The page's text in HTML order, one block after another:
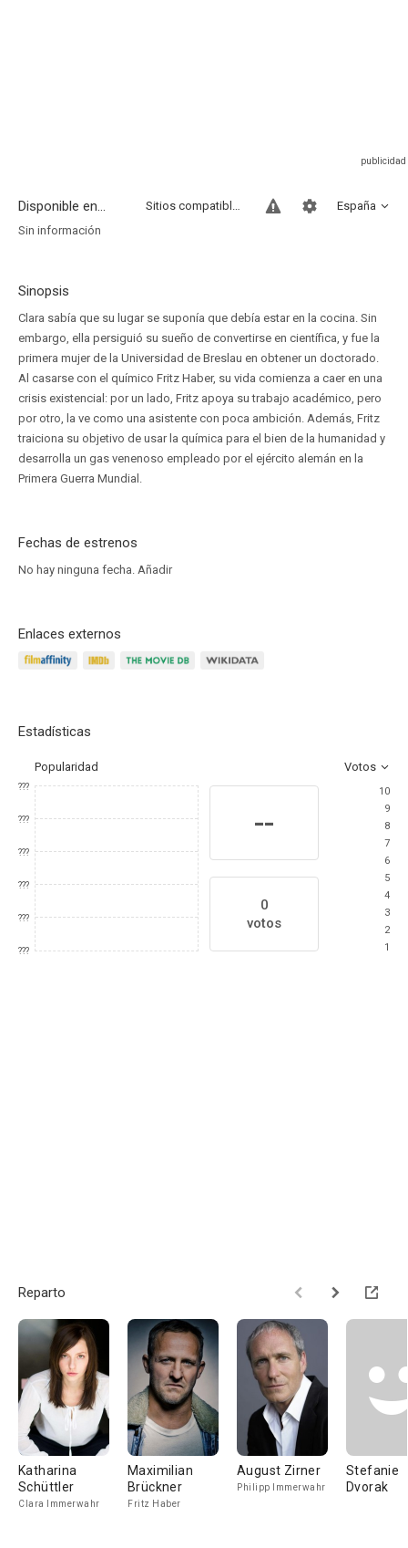
Disponible en... España
Sitios compatibles
Sin información
Sinopsis
Clara sabía que su lugar se suponía que debía estar en la cocina. Sin
embargo, ella persiguió su sueño de convertirse en científica, y fue la
primera mujer de la Universidad de Breslau en obtener un doctorado.
Al casarse con el químico Fritz Haber, su vida comienza a caer en una
crisis existencial: por un lado, Fritz apoya su trabajo académico, pero
por otro, la ve como una asistente con poca ambición. Además, Fritz
traiciona su objetivo de usar la química para el bien de la humanidad y
desarrolla un gas venenoso empleado por el ejército alemán en la
Primera Guerra Mundial.
Fechas de estrenos
No hay ninguna fecha. Añadir
Enlaces externos
Estadísticas
Popularidad Votos
???
???
???
???
???
???
--
0
votos
10
9
8
7
6
5
4
3
2
1
Reparto
Katharina
Schüttler
Clara Immerwahr
Maximilian
Brückner
Fritz Haber
August Zirner
Philipp Immerwahr
Stefanie
Dvorak